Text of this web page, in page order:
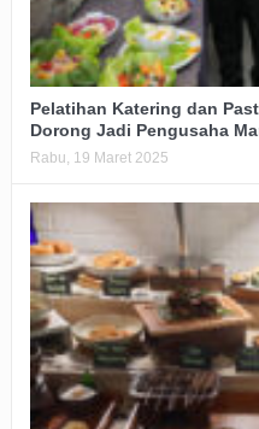
Pelatihan Katering dan
Dorong Jadi Pengusaha
Rabu, 19 Maret 2025